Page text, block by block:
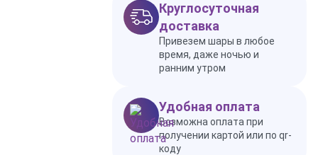
Круглосуточная
доставка
Привезем шары в любое
время, даже ночью и
ранним утром
Удобная оплата
Возможна оплата при
получении картой или по qr-
коду